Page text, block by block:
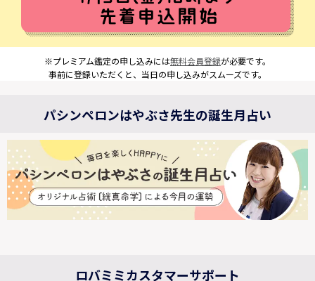
※プレミアム鑑定の申し込みには無料会員登録が必要です。
事前に登録いただくと、当日の申し込みがスムーズです。
パシンペロンはやぶさ先生の誕生月占い
ロバミミカスタマーサポート